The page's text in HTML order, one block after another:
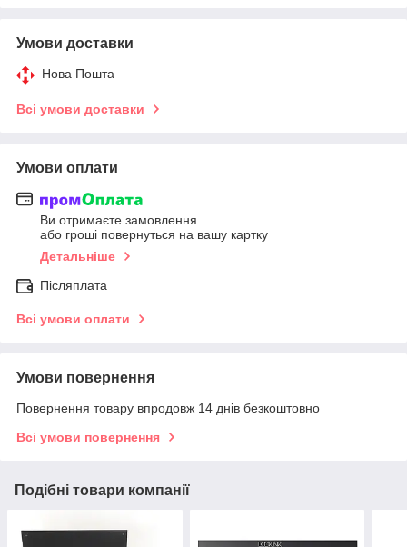
Умови доставки
Нова Пошта
Всі умови доставки
Умови оплати
Ви отримаєте замовлення
або гроші повернуться на вашу картку
Детальніше
Післяплата
Всі умови оплати
Умови повернення
Повернення товару впродовж 14 днів безкоштовно
Всі умови повернення
Подібні товари компанії